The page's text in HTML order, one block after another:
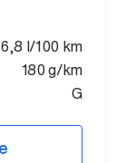
6,8 l/100 km
180 g/km
G